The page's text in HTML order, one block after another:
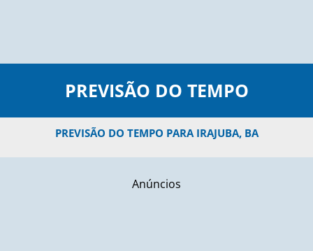
PREVISÃO DO TEMPO
PREVISÃO DO TEMPO PARA IRAJUBA, BA
Anúncios